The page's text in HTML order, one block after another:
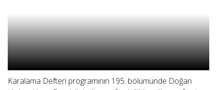
Karalama Defteri programının 195. bölümünde Doğan